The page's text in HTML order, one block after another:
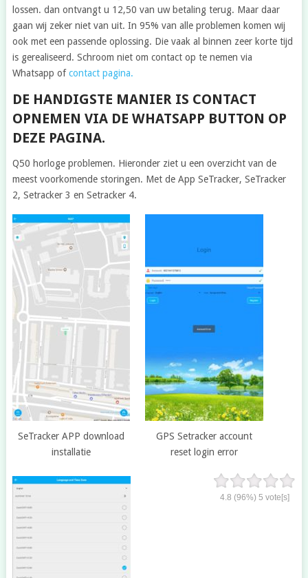
lossen. dan ontvangt u 12,50 van uw betaling terug. Maar daar
gaan wij zeker niet van uit. In 95% van alle problemen komen wij
ook met een passende oplossing. Die vaak al binnen zeer korte tijd
is gerealiseerd. Schroom niet om contact op te nemen via
Whatsapp ofcontact pagina.
DE HANDIGSTE MANIER IS CONTACT
OPNEMEN VIA DE WHATSAPP BUTTON OP
DEZE PAGINA.
Q50 horloge problemen. Hieronder ziet u een overzicht van de
meest voorkomende storingen. Met de App SeTracker, SeTracker
2, Setracker 3 en Setracker 4.
SeTracker APP download
installatie
GPS Setracker account
reset login error
4.8 (96%) 5 vote[s]